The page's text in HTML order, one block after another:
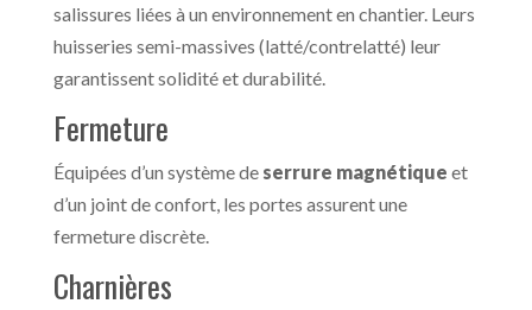
salissures liées à un environnement en chantier. Leurs
huisseries semi-massives (latté/contrelatté) leur
garantissent solidité et durabilité.
Fermeture
Équipées d’un système de serrure magnétique et
d’un joint de confort, les portes assurent une
fermeture discrète.
Charnières